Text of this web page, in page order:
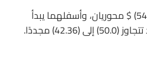
الدعم (55.65) $ والدعم (54.55) $ محوريان، وأسفلهما يبدأ
مجددًا.